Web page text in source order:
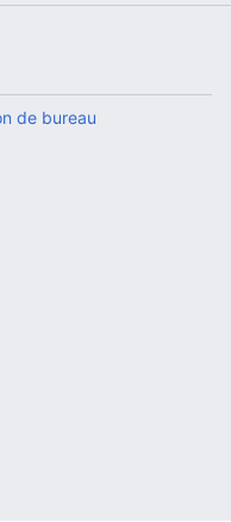
de bureau